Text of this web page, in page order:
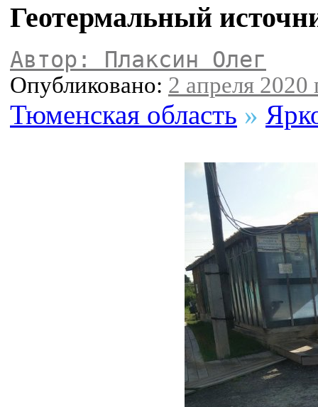
Геотермальный
Автор: Плаксин Олег
Опубликовано: 2 апреля 2020
Тюменская область »